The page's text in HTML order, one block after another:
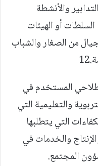
والأنشطة
أو الهيئات
من الصغار والشباب
المستخدم في
والتعليمية التي
التي يتطلبها
والخدمات في
المجتمع.